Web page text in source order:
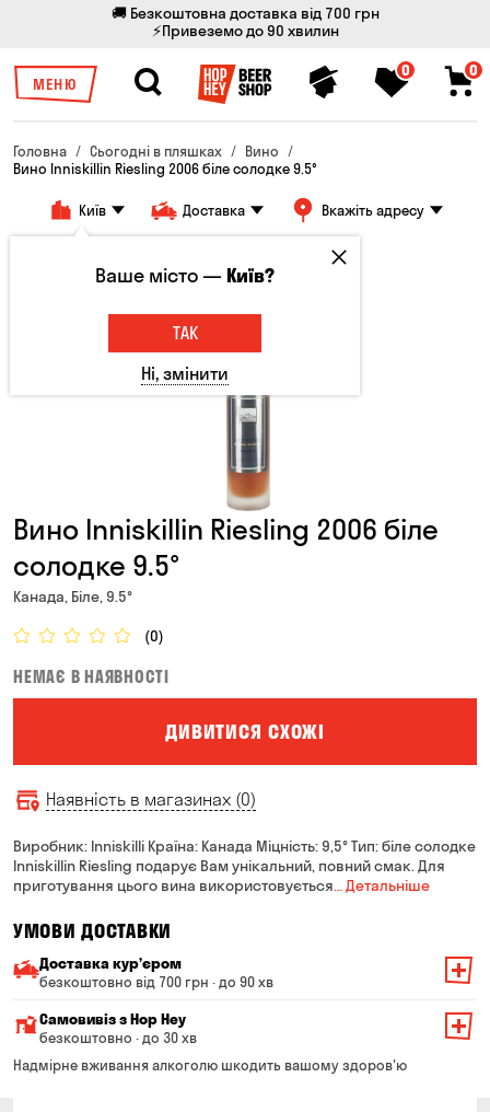
🚚 Безкоштовна доставка від 700 грн
⚡Привеземо до 90 хвилин
МЕНЮ
0 0
Головна Сьогодні в пляшках
Вино
Вино Inniskillin Riesling 2006 біле солодке 9.5°
Київ Доставка Вкажіть адресу
Вино Inniskillin Riesling 2006 біле
солодке 9.5°
Канада, Біле, 9.5°
(0)
НЕМАЄ В НАЯВНОСТІ
ДИВИТИСЯ СХОЖІ
Наявність в магазинах (0)
Виробник: Inniskilli Країна: Канада Міцність: 9,5° Тип: біле солодке
Inniskillin Riesling подарує Вам унікальний, повний смак. Для
приготування цього вина використовується… Детальніше
УМОВИ ДОСТАВКИ
Доставка курʼєром
безкоштовно від 700 грн · до 90 хв
Мінімальна сума всього замовлення — 200 грн
Вартість доставки залежить від суми всього замовлення:
Від 200 до 299 грн
Самовивіз з Hop Hey
безкоштовно · до 30 хв
Мінімальна сума всього замовлення — 250 грн
Надмірне вживання алкоголю шкодить вашому здоров'ю
Ваше місто —Київ?
ТАК
Ні, змінити